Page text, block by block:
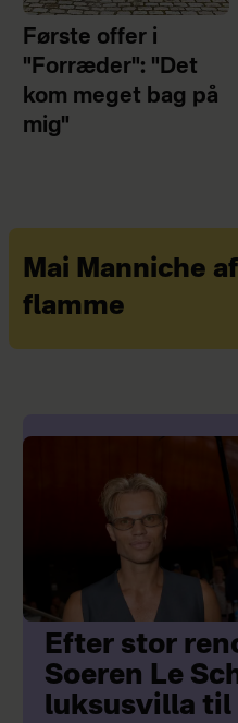
Første offer i
"Forræder": "Det
kom meget bag på
mig"
Mai Manniche
flamme
Efter stor
Soeren Le
luksusvilla til